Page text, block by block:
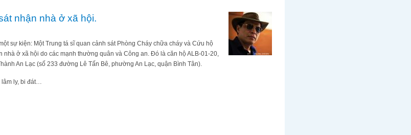
nhận nhà ở xã hội.
sự kiện: Một Trung tá sĩ quan cảnh sát Phòng Cháy chữa cháy và Cứu hộ
ở xã hội do các mạnh thường quân và Công an. Đó là căn hộ ALB-01-20,
An Lạc (số 233 đường Lê Tấn Bê, phường An Lạc, quận Bình Tân).
lâm ly, bi đát…